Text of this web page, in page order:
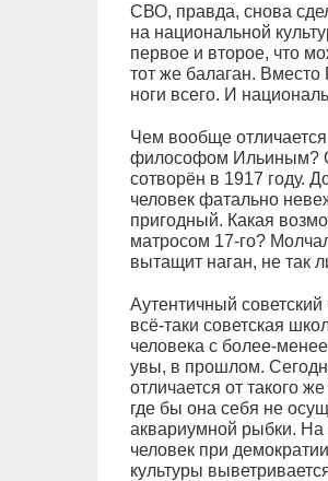
СВО, правда, снова
на национальной
первое и второе, что
тот же балаган. Вместо
ноги всего. И
Чем вообще
философом Ильиным?
сотворён в 1917 году.
человек фатально
пригодный. Какая
матросом 17-го?
вытащит наган, не так
Аутентичный
всё-таки советская
человека с более-
увы, в прошлом.
отличается от такого
где бы она себя не
аквариумной рыбки. На
человек при
культуры